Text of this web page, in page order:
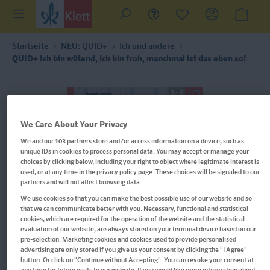
Startseite NEU: QUID+
Ich und andere
QUID+ Ich bin wütend, ich bin froh, manchmal ist das eben so!
Im Buch blättern
We Care About Your Privacy
We and our103partners store and/or access information on a device, such as
unique IDs in cookies to process personal data. You may accept or manage your
choices by clicking below, including your right to object where legitimate interest is
used, or at any time in the privacy policy page. These choices will be signaled to our
partners and will not affect browsing data.
We use cookies so that you can make the best possible use of our website and so
that we can communicate better with you. Necessary, functional and statistical
cookies, which are required for the operation of the website and the statistical
evaluation of our website, are always stored on your terminal device based on our
pre-selection. Marketing cookies and cookies used to provide personalised
advertising are only stored if you give us your consent by clicking the "I Agree"
button. Or click on "Continue without Accepting". You can revoke your consent at